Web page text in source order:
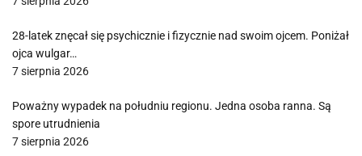
28-latek znęcał się psychicznie i fizycznie nad swoim ojcem. Poniżał
ojca wulgar…
7 sierpnia 2026
Poważny wypadek na południu regionu. Jedna osoba ranna. Są
spore utrudnienia
7 sierpnia 2026